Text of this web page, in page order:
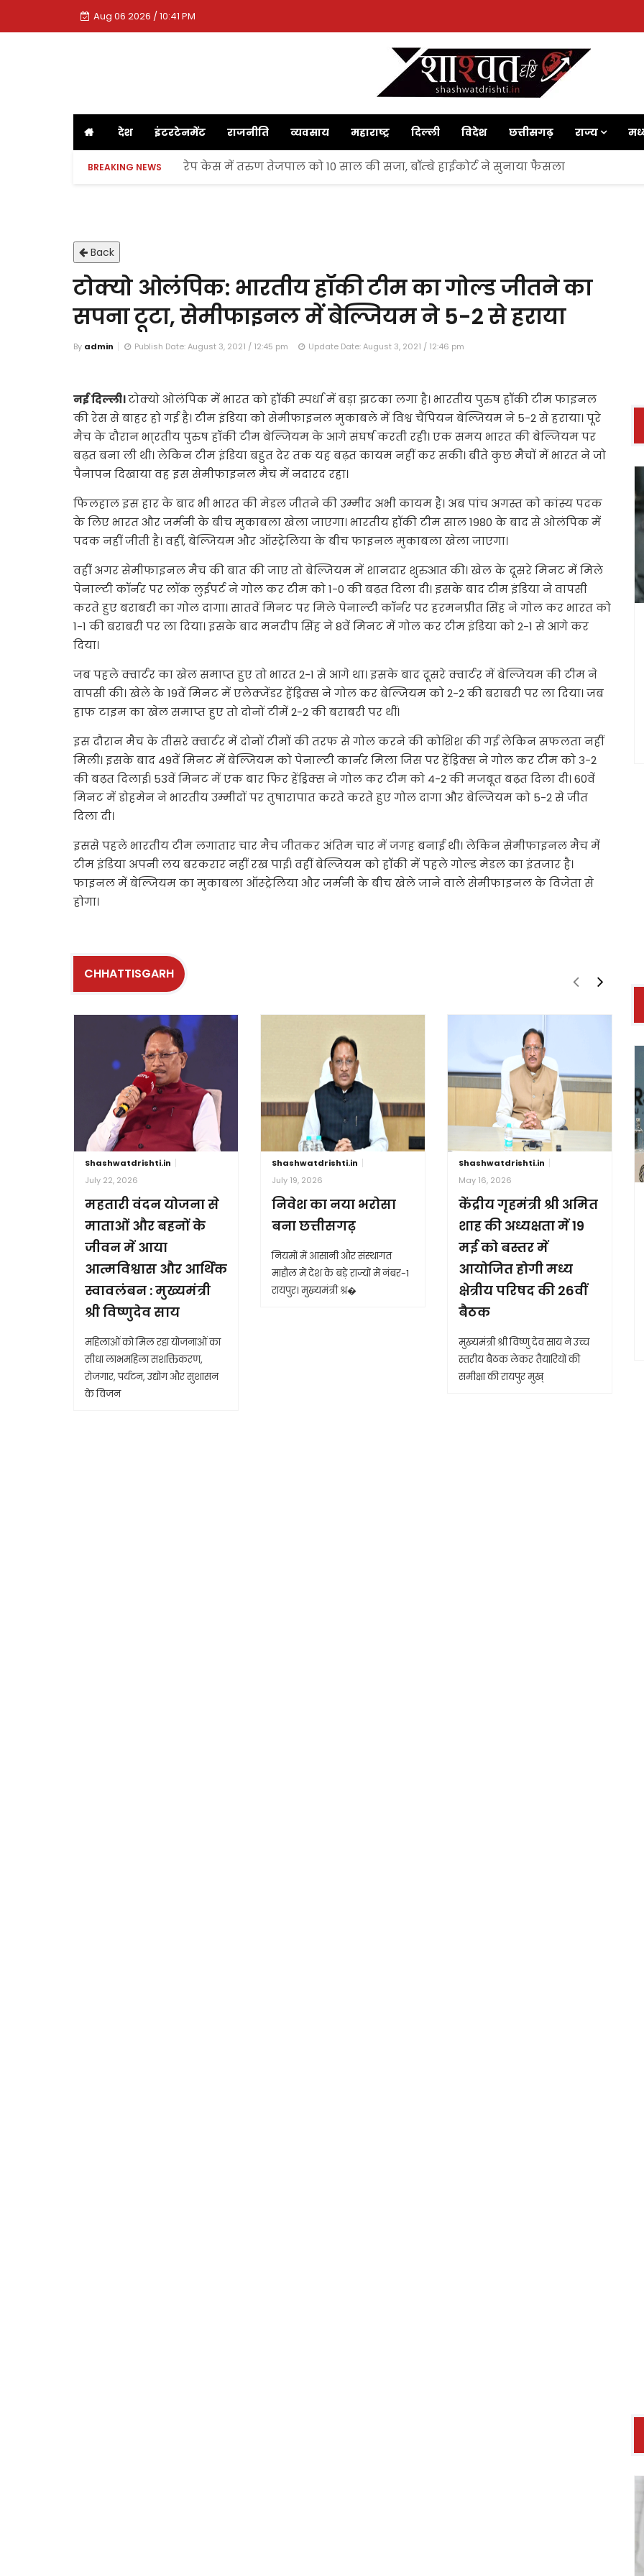
Aug 06 2026 / 10:41 PM
देश इंटरटेनमेंट राजनीति व्यवसाय महाराष्ट्र दिल्ली विदेश छत्तीसगढ़ राज्य
BREAKING NEWS रेप केस में तरुण तेजपाल को 10 साल की सजा, बॉम्बे हाईकोर्ट ने सुनाया फैसला
Back
टोक्यो ओलंपिक: भारतीय हॉकी टीम का गोल्ड जीतने का
सपना टूटा, सेमीफाइनल में बेल्जियम ने 5-2 से हराया
By admin Publish Date: August 3, 2021 / 12:45 pm Update Date: August 3, 2021 / 12:46 pm
नई दिल्ली।टोक्यो ओलंपिक में भारत को हॉकी स्पर्धा में बड़ा झटका लगा है। भारतीय पुरुष हॉकी टीम फाइनल
की रेस से बाहर हो गई है। टीम इंडिया को सेमीफाइनल मुकाबले में विश्व चैंपियन बेल्जियम ने 5-2 से हराया। पूरे
मैच के दौरान भा्रतीय पुरुष हॉकी टीम बेल्जियम के आगे संघर्ष करती रही। एक समय भारत की बेल्जियम पर
बढ़त बना ली थी। लेकिन टीम इंडिया बहुत देर तक यह बढ़त कायम नहीं कर सकी। बीते कुछ मैचों में भारत ने जो
पैनापन दिखाया वह इस सेमीफाइनल मैच में नदारद रहा।
फिलहाल इस हार के बाद भी भारत की मेडल जीतने की उम्मीद अभी कायम है। अब पांच अगस्त को कांस्य पदक
के लिए भारत और जर्मनी के बीच मुकाबला खेला जाएगा। भारतीय हॉकी टीम साल 1980 के बाद से ओलंपिक में
पदक नहीं जीती है। वहीं, बेल्जियम और ऑस्ट्रेलिया के बीच फाइनल मुकाबला खेला जाएगा।
वहीं अगर सेमीफाइनल मैच की बात की जाए तो बेल्जियम में शानदार शुरुआत की। खेल के दूसरे मिनट में मिले
पेनाल्टी कॉर्नर पर लॉक लुईपर्ट ने गोल कर टीम को 1-0 की बढ़त दिला दी। इसके बाद टीम इंडिया ने वापसी
करते हुए बराबरी का गोल दागा। सातवें मिनट पर मिले पेनाल्टी कॉर्नर पर हरमनप्रीत सिंह ने गोल कर भारत को
1-1 की बराबरी पर ला दिया। इसके बाद मनदीप सिंह ने 8वें मिनट में गोल कर टीम इंडिया को 2-1 से आगे कर
दिया।
जब पहले क्वार्टर का खेल समाप्त हुए तो भारत 2-1 से आगे था। इसके बाद दूसरे क्वार्टर में बेल्जियम की टीम ने
वापसी की। खेले के 19वें मिनट में एलेक्जेंडर हेंड्रिक्स ने गोल कर बेल्जियम को 2-2 की बराबरी पर ला दिया। जब
हाफ टाइम का खेल समाप्त हुए तो दोनों टीमें 2-2 की बराबरी पर थीं।
इस दौरान मैच के तीसरे क्वार्टर में दोनों टीमों की तरफ से गोल करने की कोशिश की गई लेकिन सफलता नहीं
मिली। इसके बाद 49वें मिनट में बेल्जियम को पेनाल्टी कार्नर मिला जिस पर हेंड्रिक्स ने गोल कर टीम को 3-2
की बढ़त दिलाई। 53वें मिनट में एक बार फिर हेंड्रिक्स ने गोल कर टीम को 4-2 की मजबूत बढ़त दिला दी। 60वें
मिनट में डोहमेन ने भारतीय उम्मीदों पर तुषारापात करते करते हुए गोल दागा और बेल्जियम को 5-2 से जीत
दिला दी।
इससे पहले भारतीय टीम लगातार चार मैच जीतकर अंतिम चार में जगह बनाई थी। लेकिन सेमीफाइनल मैच में
टीम इंडिया अपनी लय बरकरार नहीं रख पाई। वहीं बेल्जियम को हॉकी में पहले गोल्ड मेडल का इंतजार है।
फाइनल में बेल्जियम का मुकाबला ऑस्ट्रेलिया और जर्मनी के बीच खेले जाने वाले सेमीफाइनल के विजेता से
होगा।
CHHATTISGARH
Shashwatdrishti.in
July 22, 2026
महतारी वंदन योजना से
माताओं और बहनों के
जीवन में आया
आत्मविश्वास और आर्थिक
स्वावलंबन : मुख्यमंत्री
श्री विष्णुदेव साय
महिलाओं को मिल रहा योजनाओं का
सीधा लाभमहिला सशक्तिकरण,
रोजगार, पर्यटन, उद्योग और सुशासन
के विजन
Shashwatdrishti.in
July 19, 2026
निवेश का नया भरोसा
बना छत्तीसगढ़
नियमों में आसानी और संस्थागत
माहौल में देश के बड़े राज्यों में नंबर-1
रायपुर। मुख्यमंत्री श्र�
Shashwatdrishti.in
May 16, 2026
केंद्रीय गृहमंत्री श्री अमित
शाह की अध्यक्षता में 19
मई को बस्तर में
आयोजित होगी मध्य
क्षेत्रीय परिषद की 26वीं
बैठक
मुख्यमंत्री श्री विष्णु देव साय ने उच्च
स्तरीय बैठक लेकर तैयारियों की
समीक्षा की रायपुर मुख्